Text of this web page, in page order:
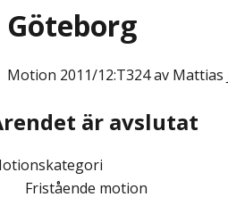
Göteborg
Motion 2011/12:T324 av Mattias
är avslutat
Fristående motion